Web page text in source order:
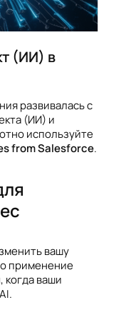
(ИИ) в
развивалась с
(ИИ) и
используйте
from Salesforce.
вашу
применение
ваши